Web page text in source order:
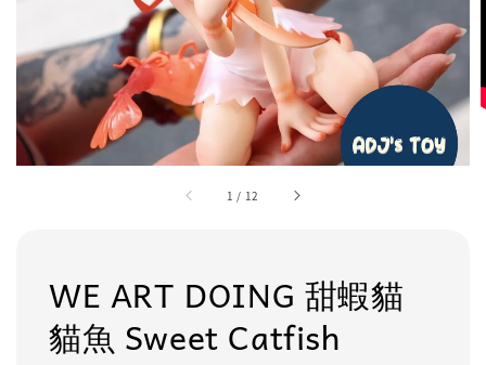
1 / 12
WE ART DOING 甜蝦貓
貓魚 Sweet Catfish